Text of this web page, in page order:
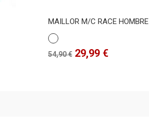
MAILLOR M/C RACE HOMBRE
Blanco
Precio
54,90 € Precio
29,99 €